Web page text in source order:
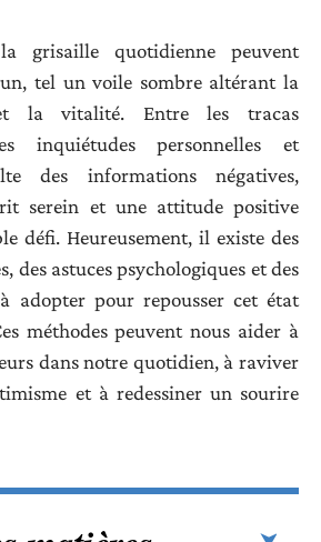
grisaille quotidienne peuvent
tel un voile sombre altérant la
la vitalité. Entre les tracas
inquiétudes personnelles et
des informations négatives,
serein et une attitude positive
défi. Heureusement, il existe des
des astuces psychologiques et des
adopter pour repousser cet état
méthodes peuvent nous aider à
dans notre quotidien, à raviver
et à redessiner un sourire